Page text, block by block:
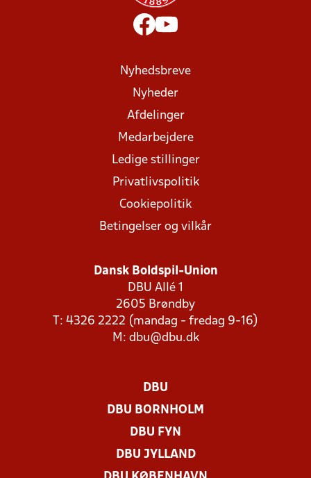
Nyhedsbreve
Nyheder
Afdelinger
Medarbejdere
Ledige stillinger
Privatlivspolitik
Cookiepolitik
Betingelser og vilkår
Dansk Boldspil-Union
DBU Allé 1
2605 Brøndby
T: 4326 2222 (mandag - fredag 9-16)
M: dbu@dbu.dk
DBU
DBU BORNHOLM
DBU FYN
DBU JYLLAND